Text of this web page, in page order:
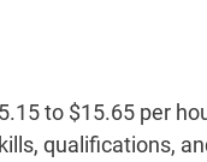
to $15.65 per
qualifications,